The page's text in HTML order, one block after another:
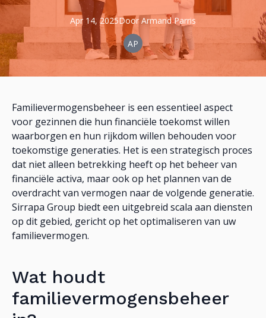
Apr 14, 2025Door Armand Parris
AP
Familievermogensbeheer is een essentieel aspect
voor gezinnen die hun financiële toekomst willen
waarborgen en hun rijkdom willen behouden voor
toekomstige generaties. Het is een strategisch proces
dat niet alleen betrekking heeft op het beheer van
financiële activa, maar ook op het plannen van de
overdracht van vermogen naar de volgende generatie.
Sirrapa Group biedt een uitgebreid scala aan diensten
op dit gebied, gericht op het optimaliseren van uw
familievermogen.
Wat houdt
familievermogensbeheer